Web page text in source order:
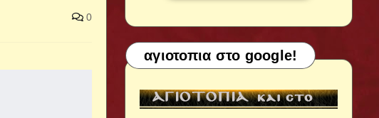
0
αγιοτοπια στο google!